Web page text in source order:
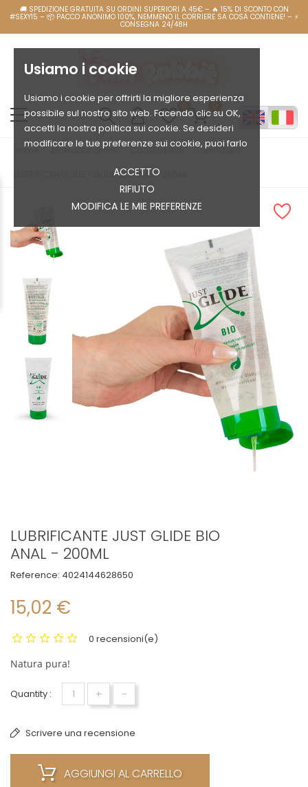
Usiamo i cookie
Usiamo i cookie per offrirti la migliore esperienza
possibile sul nostro sito web. Facendo clic su OK,
accetti la nostra politica sui cookie. Se desideri
modificare le tue preferenze sui cookie, puoi farlo
ACCETTO
RIFIUTO
MODIFICA LE MIE PREFERENZE
Home pinkrabbitonline Coadiuvanti Lubrificanti
LUBRIFICANTE JUST GLIDE BIO ANAL - 200ML
LUBRIFICANTE JUST GLIDE BIO
ANAL - 200ML
Reference: 4024144628650
15,02 €
0 recensioni(e)
Natura pura!
Quantity : + -
Scrivere una recensione
AGGIUNGI AL CARRELLO